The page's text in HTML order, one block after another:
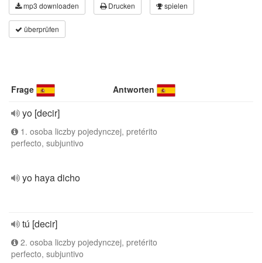
mp3 downloaden Drucken spielen
überprüfen
Frage Antworten
yo [decir]
1. osoba liczby pojedynczej, pretérito
perfecto, subjuntivo
yo haya dicho
tú [decir]
2. osoba liczby pojedynczej, pretérito
perfecto, subjuntivo